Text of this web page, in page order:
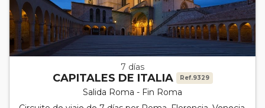
7 días
CAPITALES DE ITALIA Ref.9329
Salida Roma - Fin Roma